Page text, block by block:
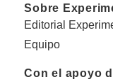
Sobre
Editorial
Equipo
Con el apoyo